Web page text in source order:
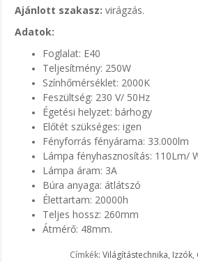
Ajánlott szakasz: virágzás.
Adatok:
Foglalat: E40
Teljesítmény: 250W
Színhőmérséklet: 2000K
Feszültség: 230 V/ 50Hz
Égetési helyzet: bárhogy
Előtét szükséges: igen
Fényforrás fényárama: 33.000lm
Lámpa fényhasznosítás: 110Lm/
Lámpa áram: 3A
Búra anyaga: átlátszó
Élettartam: 20000h
Teljes hossz: 260mm
Átmérő: 48mm.
Címkék: Világítástechnika, Izzók,